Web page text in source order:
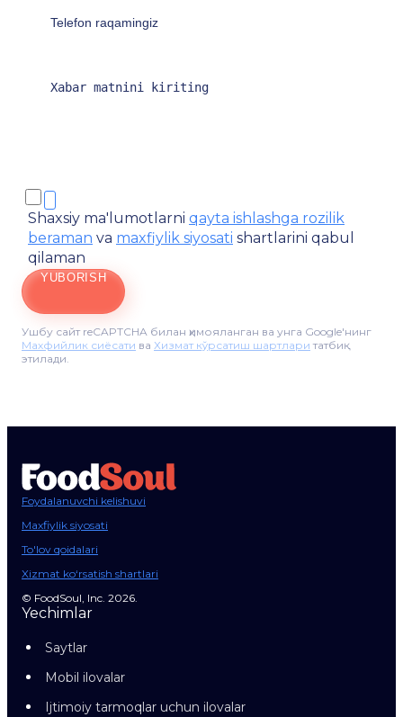
Shaxsiy ma'lumotlarni qayta ishlashga rozilik
beraman va maxfiylik siyosati shartlarini qabul
qilaman
YUBORISH
Ушбу сайт reCAPTCHA билан ҳимояланган ва унга Google'нинг
Махфийлик сиёсати ва Хизмат кўрсатиш шартлари татбиқ
этилади.
Foydalanuvchi kelishuvi
Maxfiylik siyosati
To'lov qoidalari
Xizmat ko‘rsatish shartlari
© FoodSoul, Inc. 2026.
Yechimlar
Saytlar
Mobil ilovalar
Ijtimoiy tarmoqlar uchun ilovalar